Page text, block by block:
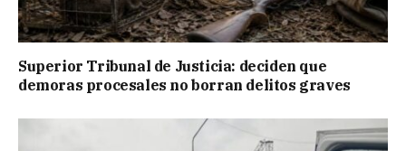
Superior Tribunal de Justicia: deciden que
demoras procesales no borran delitos graves